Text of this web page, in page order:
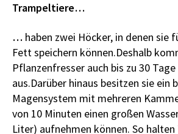
Trampeltiere…
… haben zwei Höcker, in denen sie
Fett speichern können.Deshalb
Pflanzenfresser auch bis zu 30
aus.Darüber hinaus besitzen sie ein
Magensystem mit mehreren
von 10 Minuten einen großen
Liter) aufnehmen können. So